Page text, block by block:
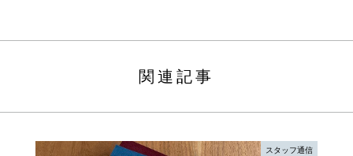
関連記事
スタッフ通信